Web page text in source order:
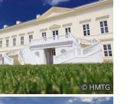
© HMTG